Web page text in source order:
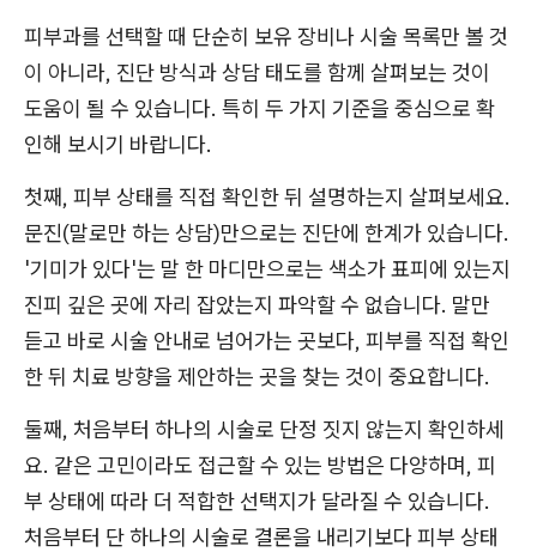
피부과를 선택할 때 단순히 보유 장비나 시술 목록만 볼 것
이 아니라, 진단 방식과 상담 태도를 함께 살펴보는 것이
도움이 될 수 있습니다. 특히 두 가지 기준을 중심으로 확
인해 보시기 바랍니다.
첫째, 피부 상태를 직접 확인한 뒤 설명하는지 살펴보세요.
문진(말로만 하는 상담)만으로는 진단에 한계가 있습니다.
'기미가 있다'는 말 한 마디만으로는 색소가 표피에 있는지
진피 깊은 곳에 자리 잡았는지 파악할 수 없습니다. 말만
듣고 바로 시술 안내로 넘어가는 곳보다, 피부를 직접 확인
한 뒤 치료 방향을 제안하는 곳을 찾는 것이 중요합니다.
둘째, 처음부터 하나의 시술로 단정 짓지 않는지 확인하세
요. 같은 고민이라도 접근할 수 있는 방법은 다양하며, 피
부 상태에 따라 더 적합한 선택지가 달라질 수 있습니다.
처음부터 단 하나의 시술로 결론을 내리기보다 피부 상태